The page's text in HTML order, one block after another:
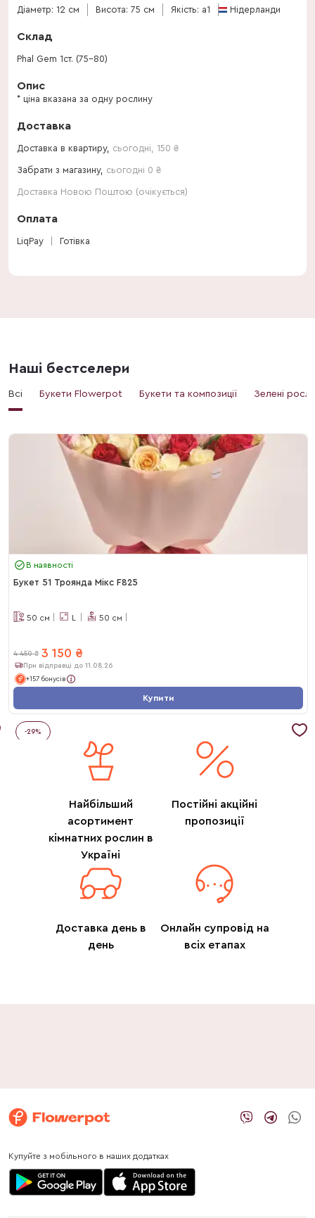
Діаметр: 12 см Висота: 75 см Якість: a1 Нідерланди
Склад
Phal Gem 1ст. (75-80)
Опис
* ціна вказана за одну рослину
Доставка
Доставка в квартиру, сьогодні 150 ₴
Забрати з магазину, сьогодні 0 ₴
Доставка Новою Поштою (очікується)
Оплата
LiqPay Готівка
Наші бестселери
Всі Букети Flowerpot Букети та композиції Зелені
В наявності
Букет 51 Троянда Мікс F825
50 см L 50 см
4 450 ₴ 3 150 ₴
При відправці до 11.08.26
+157 бонусів
Купити
-29%
Найбільший
асортимент
кімнатних рослин в
Україні
Постійні акційні
пропозиції
Доставка день в
день
Онлайн супровід на
всіх етапах
Купуйте з мобільного в наших додатках